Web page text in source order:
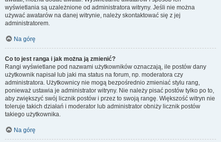
wyświetlania są uzależnione od administratora witryny. Jeśli nie można
używać awatarów na danej witrynie, należy skontaktować się z jej
administratorem.
Na górę
Co to jest ranga i jak można ją zmienić?
Rangi wyświetlane pod nazwami użytkowników oznaczają, ile postów dany
użytkownik napisał lub jaki ma status na forum, np. moderatora czy
administratora. Użytkownicy nie mogą bezpośrednio zmieniać stylu rang,
ponieważ ustawia je administrator witryny. Nie należy pisać postów tylko po to,
aby zwiększyć swój licznik postów i przez to swoją rangę. Większość witryn nie
toleruje takich działań i moderator lub administrator obniży licznik postów
takiego użytkownika.
Na górę